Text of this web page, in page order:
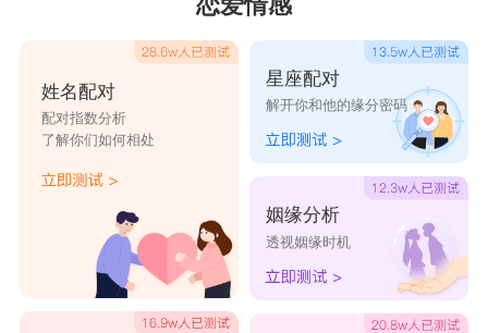
期望自己的声明被无条件地接受。当然，如果不是
直接了当的赞许，而是时常搁置一边，天秤男则很
愿意去争论每一个要点，哪怕是有一点儿可能性或
机会也是要进行解释的。天秤男可能会拖拉相当一
段时间，对此，狮子女不要生气和不耐烦，因为这
些优柔寡断对于天秤座人来说本身就已经是很难受
的事了。
姓名配对
配对指数分析
了解你们如何相处
星座配对
解开你和他的缘分密码
姻缘分析
透视姻缘时机